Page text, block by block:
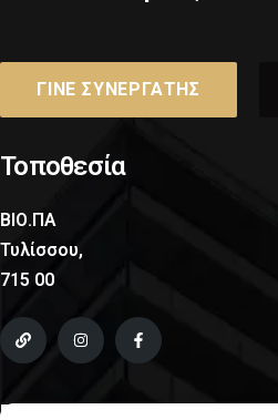
ΓΙΝΕ ΣΥΝΕΡΓΑΤΗΣ
Τοποθεσία
ΒΙΟ.ΠΑ
Τυλίσσου,
715 00
Επικοινωνία